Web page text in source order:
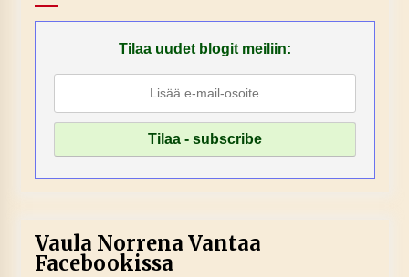
Tilaa uudet blogit meiliin:
Vaula Norrena Vantaa
Facebookissa